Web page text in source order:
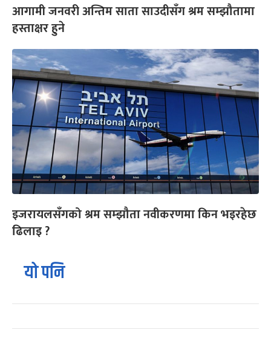
आगामी जनवरी अन्तिम साता साउदीसँग श्रम सम्झौतामा
हस्ताक्षर हुने
इजरायलसँगको श्रम सम्झौता नवीकरणमा किन भइरहेछ
ढिलाइ ?
यो पनि